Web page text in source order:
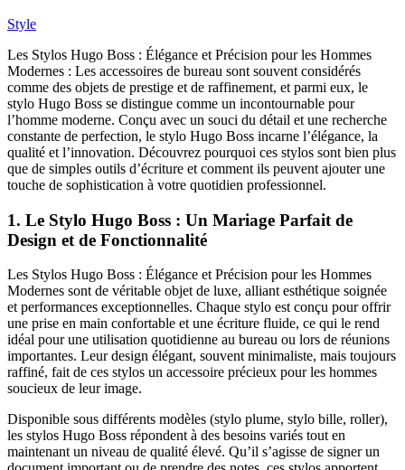
Style
Les Stylos Hugo Boss : Élégance et Précision pour les Hommes
Modernes : Les accessoires de bureau sont souvent considérés
comme des objets de prestige et de raffinement, et parmi eux, le
stylo Hugo Boss se distingue comme un incontournable pour
l’homme moderne. Conçu avec un souci du détail et une recherche
constante de perfection, le stylo Hugo Boss incarne l’élégance, la
qualité et l’innovation. Découvrez pourquoi ces stylos sont bien plus
que de simples outils d’écriture et comment ils peuvent ajouter une
touche de sophistication à votre quotidien professionnel.
1. Le Stylo Hugo Boss : Un Mariage Parfait de
Design et de Fonctionnalité
Les Stylos Hugo Boss : Élégance et Précision pour les Hommes
Modernes sont de véritable objet de luxe, alliant esthétique soignée
et performances exceptionnelles. Chaque stylo est conçu pour offrir
une prise en main confortable et une écriture fluide, ce qui le rend
idéal pour une utilisation quotidienne au bureau ou lors de réunions
importantes. Leur design élégant, souvent minimaliste, mais toujours
raffiné, fait de ces stylos un accessoire précieux pour les hommes
soucieux de leur image.
Disponible sous différents modèles (stylo plume, stylo bille, roller),
les stylos Hugo Boss répondent à des besoins variés tout en
maintenant un niveau de qualité élevé. Qu’il s’agisse de signer un